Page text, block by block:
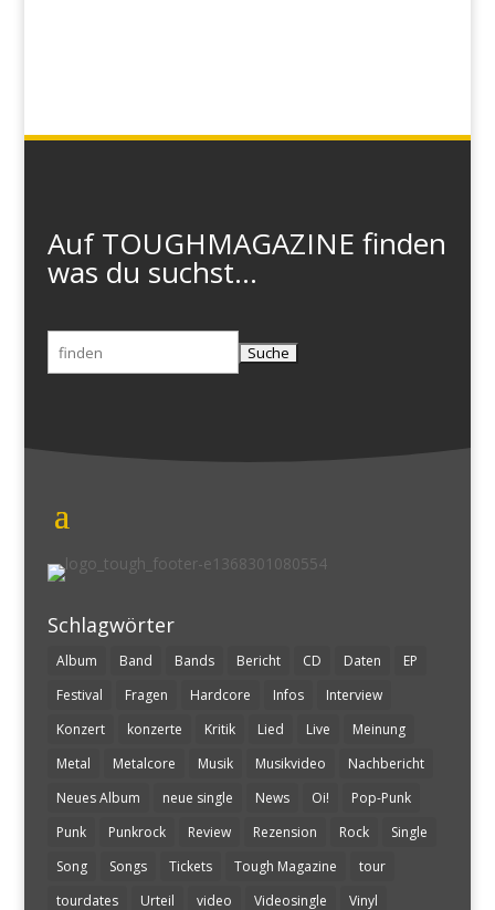
Auf TOUGHMAGAZINE finden
was du suchst...
Suchen
nach:
Schlagwörter
Album Band Bands Bericht CD Daten
EP
Festival
Fragen Hardcore Infos
Interview
Konzert
konzerte Kritik Lied Live
Meinung
Metal
Metalcore Musik Musikvideo
Nachbericht
Neues Album
neue single News Oi!
Pop-Punk
Punk
Punkrock Review Rezension Rock
Single
Song
Songs Tickets Tough Magazine
tour
tourdates
Urteil video Videosingle Vinyl